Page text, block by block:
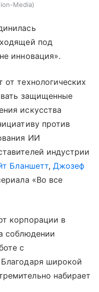
Media
под
инновация».
технологических
защищенные
искусства
против
ИИ
индустрии
Бланшетт, Джозеф
«Во все
корпорации в
соблюдении
с
широкой
набирает